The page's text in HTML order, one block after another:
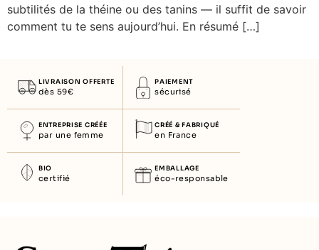
INFUSION
GOURMANDE
FASHIONISTA
subtilités de la théine ou des tanins — il suffit de savoir
comment tu te sens aujourd’hui. En résumé […]
LIVRAISON OFFERTE
dès 59€
PAIEMENT
sécurisé
ENTREPRISE CRÉÉE
par une femme
CRÉÉ & FABRIQUÉ
en France
BIO
certifié
EMBALLAGE
éco-responsable